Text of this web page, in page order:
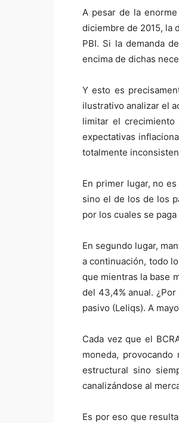
A pesar de la
diciembre de 2015, la
PBI. Si la demanda
encima de dichas
Y esto es
ilustrativo analizar el
limitar el crecimiento
expectativas
totalmente
En primer lugar, no
sino el de los de los
por los cuales se
En segundo lugar,
a continuación, todo
que mientras la base
del 43,4% anual.
pasivo (Leliqs). A
Cada vez que el
moneda,
estructural sino
canalizándose al
Es por eso que